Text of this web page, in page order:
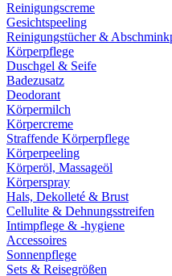
Reinigungscreme
Gesichtspeeling
Reinigungstücher &
Körperpflege
Duschgel & Seife
Badezusatz
Deodorant
Körpermilch
Körpercreme
Straffende Körperpflege
Körperpeeling
Körperöl, Massageöl
Körperspray
Hals, Dekolleté & Brust
Cellulite & Dehnungsstreifen
Intimpflege & -hygiene
Accessoires
Sonnenpflege
Sets & Reisegrößen